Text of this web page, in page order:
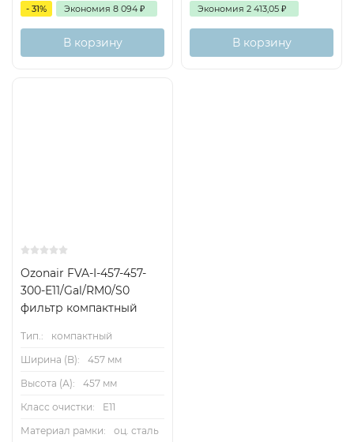
- 31% Экономия 8 094 ₽
В корзину
Экономия 2 413,05 ₽
В корзину
Ozonair FVA-I-457-457-
300-E11/Gal/RM0/S0
фильтр компактный
Тип.:
компактный
Ширина (B):
457 мм
Высота (А):
457 мм
Класс очистки:
E11
Материал рамки:
оц. сталь